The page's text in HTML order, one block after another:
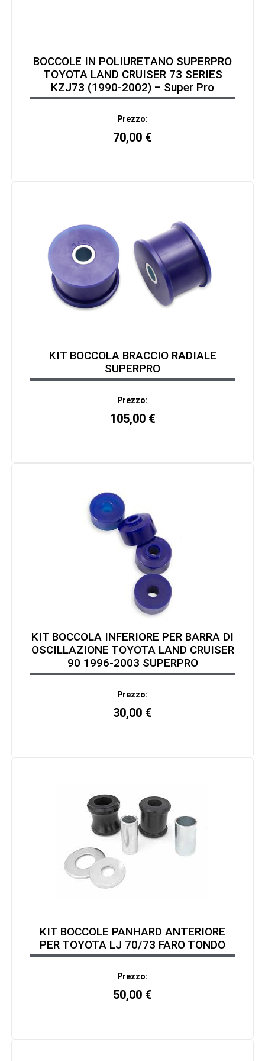
BOCCOLE IN POLIURETANO SUPERPRO
TOYOTA LAND CRUISER 73 SERIES
KZJ73 (1990-2002) – Super Pro
Prezzo:
70,00 €
KIT BOCCOLA BRACCIO RADIALE
SUPERPRO
Prezzo:
105,00 €
KIT BOCCOLA INFERIORE PER BARRA DI
OSCILLAZIONE TOYOTA LAND CRUISER
90 1996-2003 SUPERPRO
Prezzo:
30,00 €
KIT BOCCOLE PANHARD ANTERIORE
PER TOYOTA LJ 70/73 FARO TONDO
Prezzo:
50,00 €